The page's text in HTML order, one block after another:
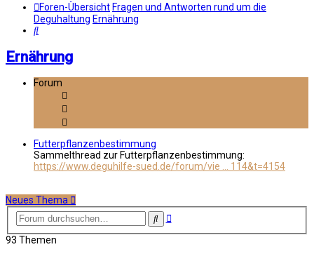
Foren-ÜbersichtFragen und Antworten rund um die
Deguhaltung Ernährung
Suche
Ernährung
Forum
Futterpflanzenbestimmung
Sammelthread zur Futterpflanzenbestimmung:
https://www.deguhilfe-sued.de/forum/vie ... 114&t=4154
Neues Thema
SucheErweiterte
93 Themen